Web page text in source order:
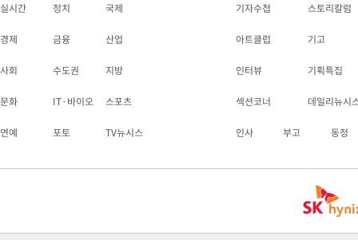
실시간 정치 국제
경제 금융 산업
사회 수도권 지방
문화 IT·바이오 스포츠
연예 포토 TV뉴시스
기자수첩 스토리칼럼
아트클럽 기고
인터뷰 기획특집
섹션코너 데일리뉴시
인사 부고 동정